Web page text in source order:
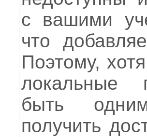
с вашими
что
Поэтому,
локальные
быть
получить